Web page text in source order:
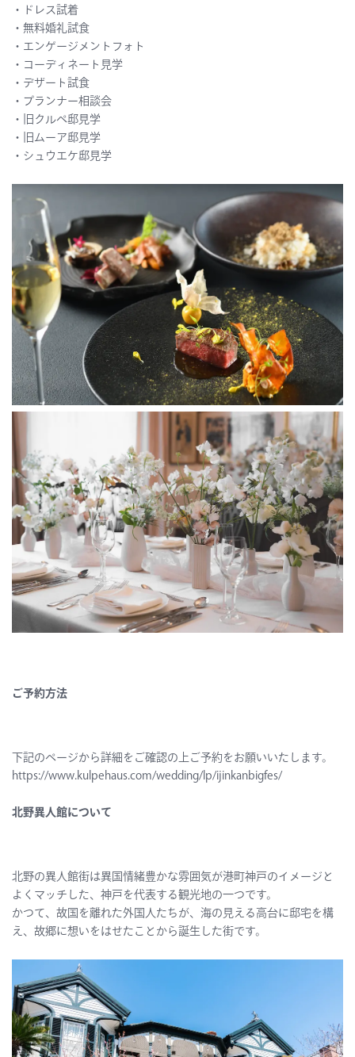
・ドレス試着
・無料婚礼試食
・エンゲージメントフォト
・コーディネート見学
・デザート試食
・プランナー相談会
・旧クルペ邸見学
・旧ムーア邸見学
・シュウエケ邸見学
ご予約方法
下記のページから詳細をご確認の上ご予約をお願いいたします。
https://www.kulpehaus.com/wedding/lp/ijinkanbigfes/
北野異人館について
北野の異人館街は異国情緒豊かな雰囲気が港町神戸のイメージと
よくマッチした、神戸を代表する観光地の一つです。
かつて、故国を離れた外国人たちが、海の見える高台に邸宅を構
え、故郷に想いをはせたことから誕生した街です。